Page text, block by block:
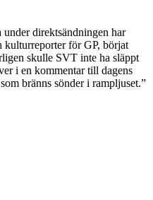
under direktsändningen har
för GP, börjat
skulle SVT inte ha släppt
i en kommentar till dagens
bränns sönder i rampljuset.”